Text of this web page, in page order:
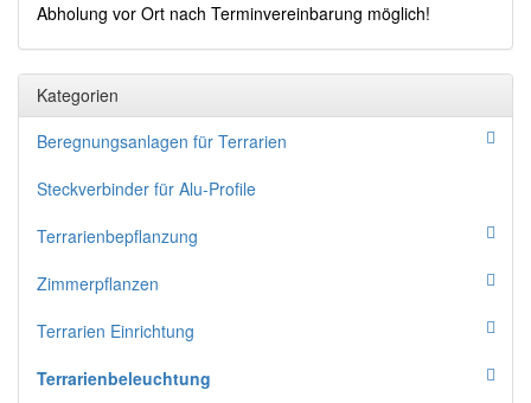
Abholung vor Ort nach Terminvereinbarung möglich!
Kategorien
Beregnungsanlagen für Terrarien
Steckverbinder für Alu-Profile
Terrarienbepflanzung
Zimmerpflanzen
Terrarien Einrichtung
Terrarienbeleuchtung